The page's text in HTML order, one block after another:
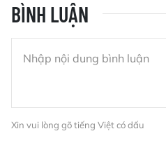
BÌNH LUẬN
Xin vui lòng gõ tiếng Việt có dấu